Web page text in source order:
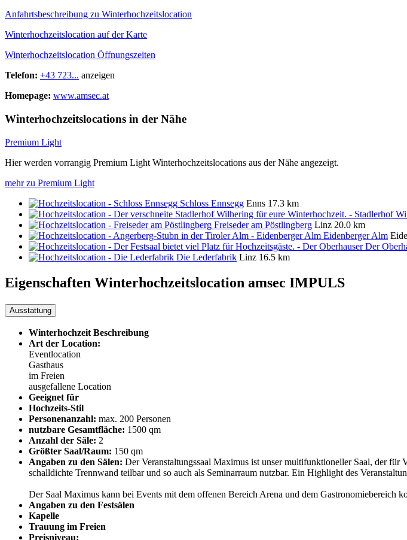
Anfahrtsbeschreibung zu Winterhochzeitslocation
Winterhochzeitslocation auf der Karte
Winterhochzeitslocation Öffnungszeiten
Telefon: +43 723... anzeigen
Homepage: www.amsec.at
Winterhochzeitslocations in der Nähe
Premium Light
Hier werden vorrangig Premium Light Winterhochzeitslocations aus der Nähe angezeigt.
mehr zu Premium Light
Schloss Ennsegg Enns 17.3 km
Freiseder am Pöstlingberg Linz 20.0 km
Eidenberger Alm
Der
Die Lederfabrik Linz 16.5 km
Eigenschaften Winterhochzeitslocation amsec IMPULS
Ausstattung
Winterhochzeit Beschreibung
Art der Location:
Eventlocation
Gasthaus
im Freien
ausgefallene Location
Geeignet für
Hochzeits-Stil
Personenanzahl: max. 200 Personen
nutzbare Gesamtfläche: 1500 qm
Anzahl der Säle: 2
Größter Saal/Raum: 150 qm
Angaben zu den Sälen: Der Veranstaltungssaal Maximus ist unser multifunktioneller Saal, der
schalldichte Trennwand teilbar und so auch als Seminarraum nutzbar. Ein Highlight des
Der Saal Maximus kann bei Events mit dem offenen Bereich Arena und dem Gastronomiebereich
Angaben zu den Festsälen
Kapelle
Trauung im Freien
Preisniveau: